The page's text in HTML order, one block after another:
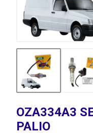
OZA334A3
PALIO